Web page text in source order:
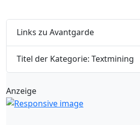
Links zu Avantgarde
Titel der Kategorie: Textmining
Anzeige